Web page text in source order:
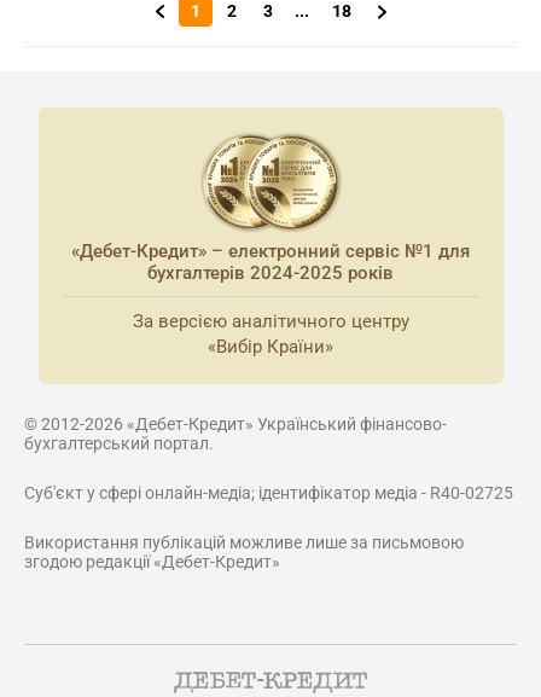
1 2 3 ... 18
«Дебет-Кредит» – електронний сервіс №1 для
бухгалтерів 2024-2025 років
За версією аналітичного центру
«Вибір Країни»
© 2012-2026 «Дебет-Кредит» Український фінансово-
бухгалтерський портал.
Суб'єкт у сфері онлайн-медіа; ідентифікатор медіа - R40-02725
Використання публікацій можливе лише за письмовою
згодою редакції «Дебет-Кредит»